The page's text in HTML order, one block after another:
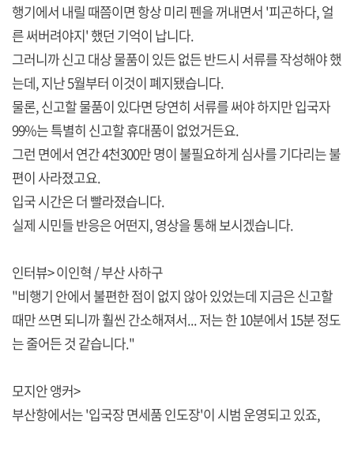
행기에서 내릴 때쯤이면 항상 미리 펜을 꺼내면서 '피곤하다, 얼
른 써버려야지' 했던 기억이 납니다.
그러니까 신고 대상 물품이 있든 없든 반드시 서류를 작성해야 했
는데, 지난 5월부터 이것이 폐지됐습니다.
물론, 신고할 물품이 있다면 당연히 서류를 써야 하지만 입국자
99%는 특별히 신고할 휴대품이 없었거든요.
그런 면에서 연간 4천300만 명이 불필요하게 심사를 기다리는 불
편이 사라졌고요.
입국 시간은 더 빨라졌습니다.
실제 시민들 반응은 어떤지, 영상을 통해 보시겠습니다.
인터뷰> 이인혁 / 부산 사하구
"비행기 안에서 불편한 점이 없지 않아 있었는데 지금은 신고할
때만 쓰면 되니까 훨씬 간소해져서... 저는 한 10분에서 15분 정도
는 줄어든 것 같습니다."
모지안 앵커>
부산항에서는 '입국장 면세품 인도장'이 시범 운영되고 있죠,